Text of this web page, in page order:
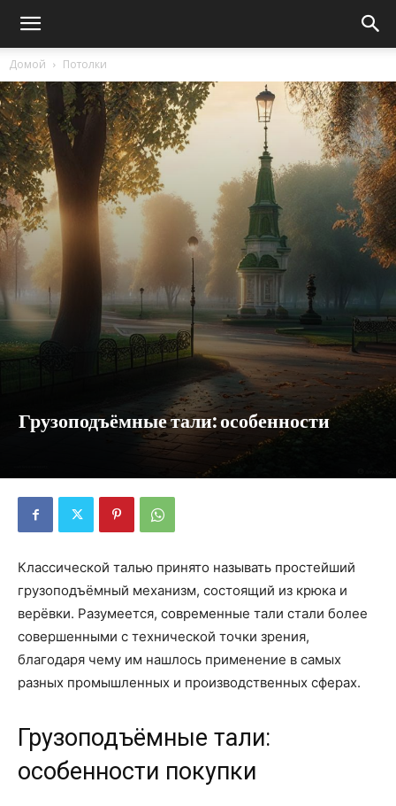
Домой Потолки
Грузоподъёмные тали: особенности
Классической талью принято называть простейший
грузоподъёмный механизм, состоящий из крюка и
верёвки. Разумеется, современные тали стали более
совершенными с технической точки зрения,
благодаря чему им нашлось применение в самых
разных промышленных и производственных сферах.
Грузоподъёмные тали:
особенности покупки